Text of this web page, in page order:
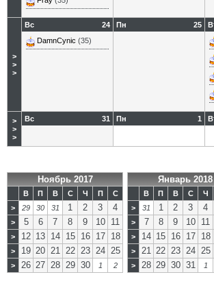
>
>
>
24
Вс
DamnCynic (35)
25
Пн
>
>
>
31
Вс 1
Пн
Ноябрь 2017
В П В С Ч П
С
>
29 30 31 1 2 3 4
> 5 6 7 8 9 10 11
> 12 13 14 15 16 17 18
> 19 20 21 22 23 24 25
> 26 27 28 29 30 1 2
Январь 2018
В П В С Ч
>
31 1 2 3 4
> 7 8 9 10 11
> 14 15 16 17 18
> 21 22 23 24 25
> 28 29 30 31 1